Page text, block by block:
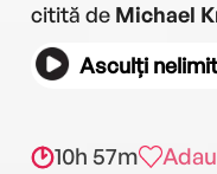
citită de Michael
Asculți
10h 57m